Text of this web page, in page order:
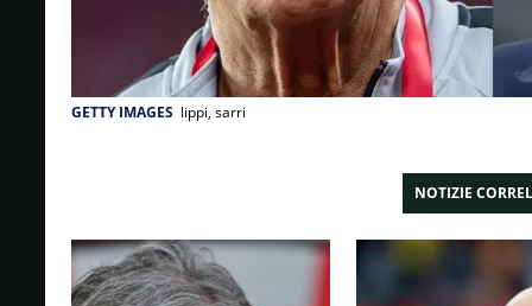
GETTY IMAGES lippi, sarri
NOTIZIE